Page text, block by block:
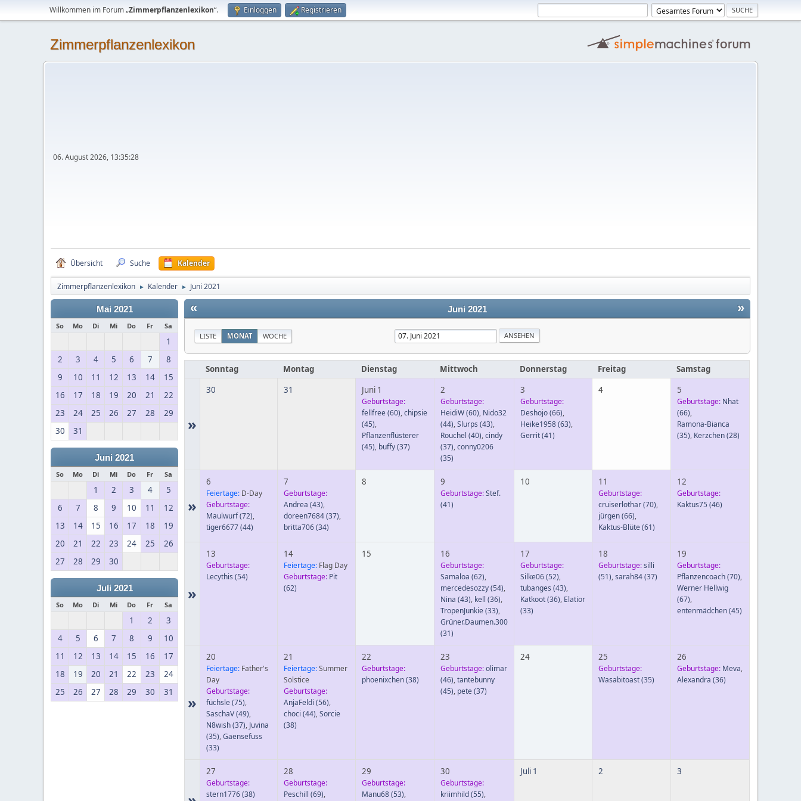
Willkommen im Forum „Zimmerpflanzenlexikon“. Einloggen Registrieren
Zimmerpflanzenlexikon
06. August 2026, 13:35:28
Übersicht Suche Kalender
Zimmerpflanzenlexikon ► Kalender ► Juni 2021
Mai 2021
So Mo Di Mi Do Fr Sa
1
2
3 4 5 6 7
8
9
10 11 12 13 14
15
16
17 18 19 20 21
22
23
24 25 26 27 28
29
30
31
Juni 2021
So Mo Di Mi Do Fr Sa
1 2 3 4
5
6
7 8 9 10 11
12
13
14 15 16 17 18
19
20
21 22 23 24 25
26
27
28 29 30
Juli 2021
So Mo Di Mi Do Fr Sa
1 2
3
4
5 6 7 8 9
10
11
12 13 14 15 16
17
18
19 20 21 22 23
24
25
26 27 28 29 30 31
« »
Juni 2021
LISTE MONAT WOCHE
Sonntag Montag Dienstag Mittwoch Donnerstag Freitag Samstag
»
30 31 Juni 1
Geburtstage:
fellfree(60),chipsie
(45),
Pflanzenflüsterer
(45), buffy(37)
2
Geburtstage:
HeidiW(60), Nido32
(44),Slurps (43),
Rouchel (40),cindy
(37),conny0206
(35)
3
Geburtstage:
Deshojo(66),
Heike1958(63),
Gerrit(41)
4 5
Geburtstage: Nhat
(66),
Ramona-Bianca
(35), Kerzchen(28)
»
6
Feiertage: D-Day
Geburtstage:
Maulwurf(72),
tiger6677(44)
7
Geburtstage:
Andrea (43),
doreen7684(37),
britta706(34)
8 9
Geburtstage:Stef.
(41)
10 11
Geburtstage:
cruiserlothar(70),
jürgen(66),
Kaktus-Blüte(61)
12
Geburtstage:
Kaktus75 (46)
»
13
Geburtstage:
Lecythis (54)
14
Feiertage: Flag Day
Geburtstage: Pit
(62)
15 16
Geburtstage:
Samaloa (62),
mercedesozzy(54),
Nina (43), kell (36),
TropenJunkie(33),
Grüner.Daumen.300
(31)
17
Geburtstage:
Silke06(52),
tubanges (43),
Katkoot(36), Elatior
(33)
18
Geburtstage:silli
(51),sarah84(37)
19
Geburtstage:
Pflanzencoach(70),
Werner Hellwig
(67),
entenmädchen(45)
»
20
Feiertage: Father's
Day
Geburtstage:
füchsle(75),
SaschaV(49),
N8wish(37), Juvina
(35),Gaensefuss
(33)
21
Feiertage:Summer
Solstice
Geburtstage:
AnjaFeldi (56),
choci (44),Sorcie
(38)
22
Geburtstage:
phoenixchen(38)
23
Geburtstage:olimar
(46),tantebunny
(45), pete(37)
24 25
Geburtstage:
Wasabitoast(35)
26
Geburtstage: Meva,
Alexandra (36)
27
Geburtstage:
stern1776(38)
28
Geburtstage:
Peschill (69),
29
Geburtstage:
Manu68(53),
30
Geburtstage:
kriimhild(55),
Juli 1 2 3